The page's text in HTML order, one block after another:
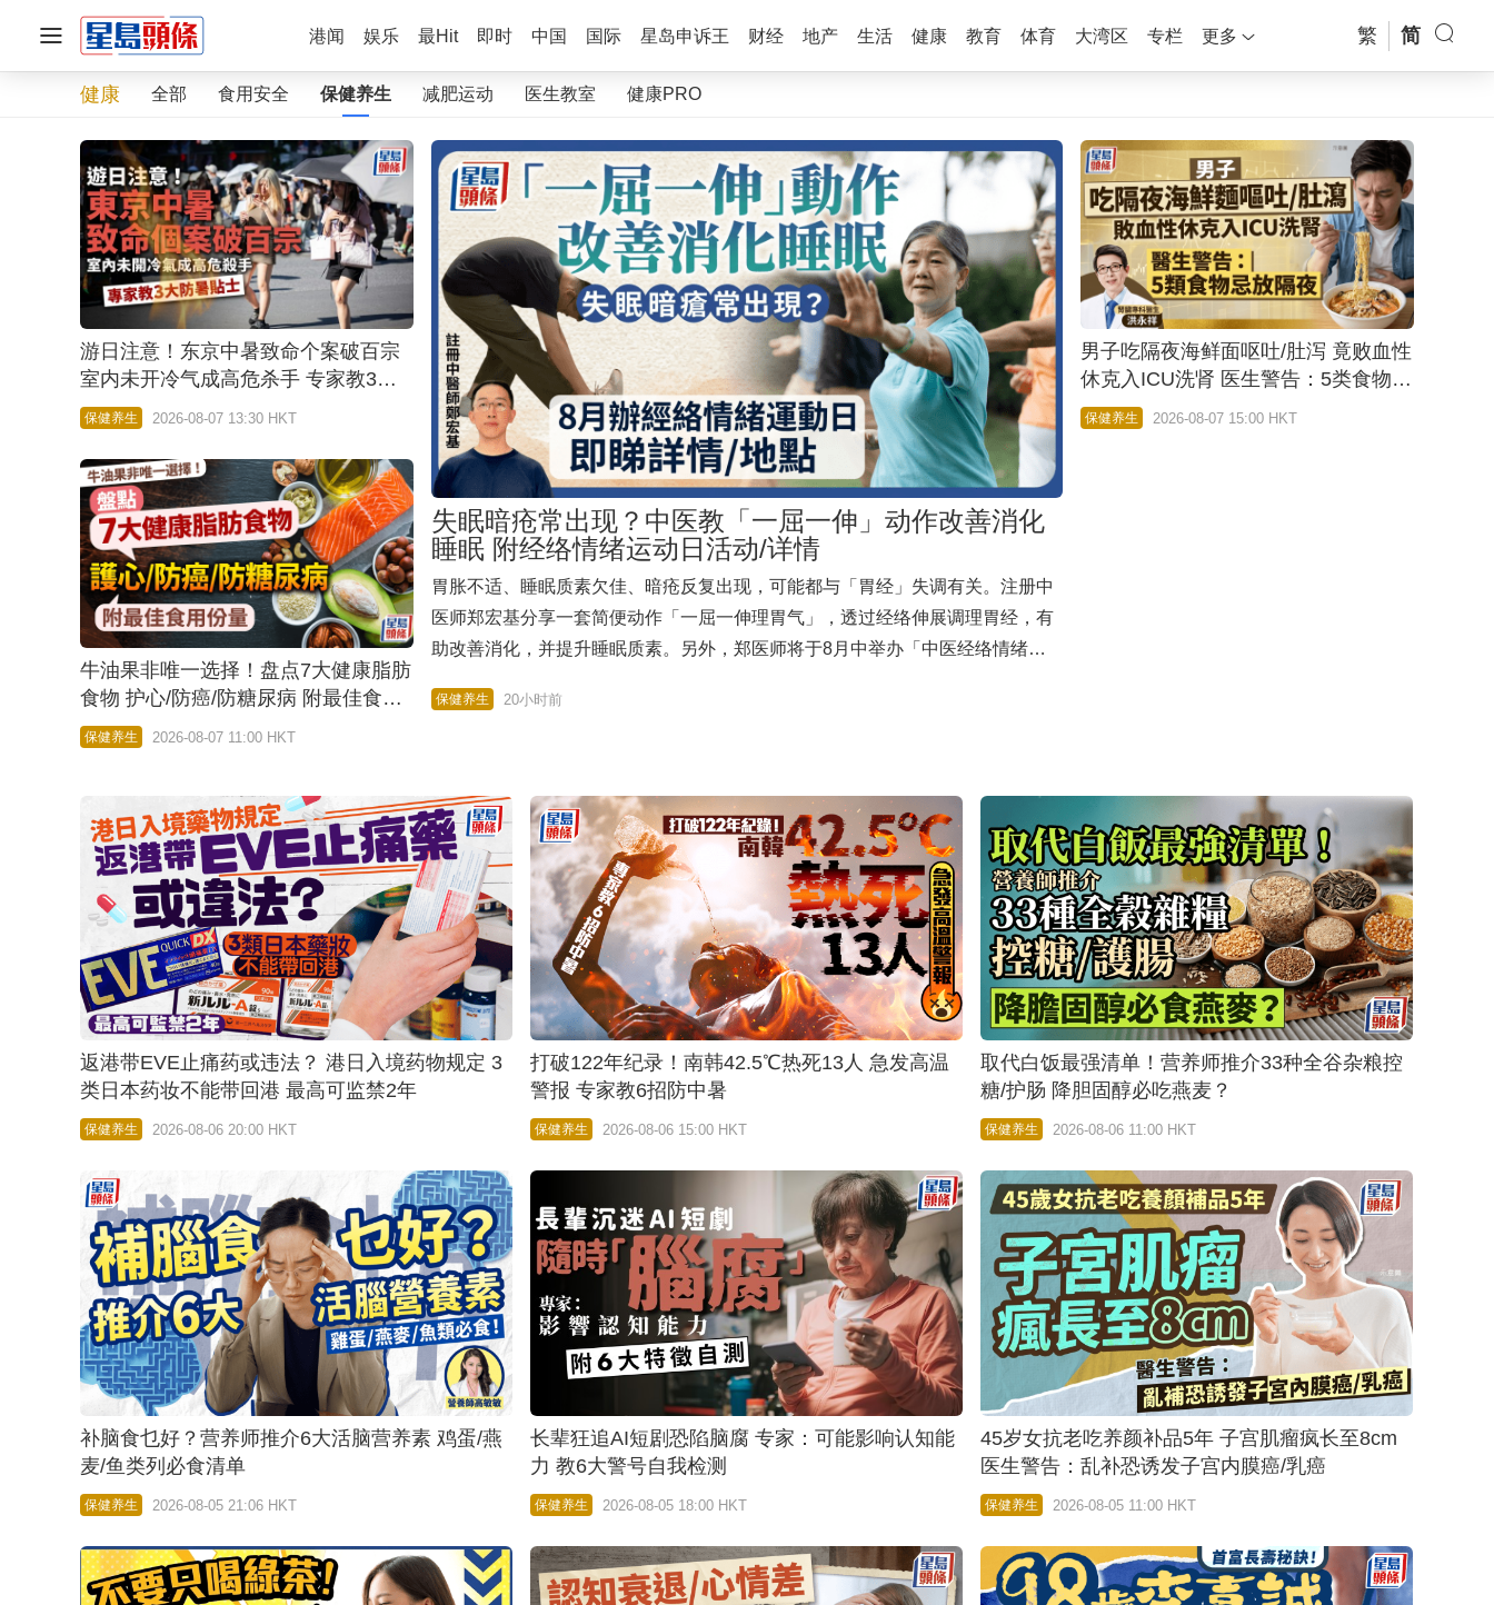
港闻 娱乐 最Hit 即时 中国 国际 星岛申诉王 财经 地产 生活 健康 教育 体育 大湾区 专栏 更多 繁 简
健康 全部 食用安全 保健养生 减肥运动 医生教室 健康PRO
失眠暗疮常出现？中医教「一屈一伸」动作改善消化
睡眠 附经络情绪运动日活动/详情
胃胀不适、睡眠质素欠佳、暗疮反复出现，可能都与「胃经」失调有关。注册中
医师郑宏基分享一套简便动作「一屈一伸理胃气」，透过经络伸展调理胃经，有
助改善消化，并提升睡眠质素。另外，郑医师将于8月中举办「中医经络情绪运
善消化与睡眠 郑医师强调，现代人的压力常在心理意识到之前，已于身体层面显
保健养生 20小时前
男子吃隔夜海鲜面呕吐/肚泻 竟败血性
休克入ICU洗肾 医生警告：5类食物忌
放隔夜
保健养生 2026-08-07 15:00 HKT
游日注意！东京中暑致命个案破百宗
室内未开冷气成高危杀手 专家教3大
防暑贴士
保健养生 2026-08-07 13:30 HKT
牛油果非唯一选择！盘点7大健康脂肪
食物 护心/防癌/防糖尿病 附最佳食用
份量
保健养生 2026-08-07 11:00 HKT
返港带EVE止痛药或违法？ 港日入境药物规定 3
类日本药妆不能带回港 最高可监禁2年
保健养生 2026-08-06 20:00 HKT
打破122年纪录！南韩42.5℃热死13人 急发高温
警报 专家教6招防中暑
保健养生 2026-08-06 15:00 HKT
取代白饭最强清单！营养师推介33种全谷杂粮控
糖/护肠 降胆固醇必吃燕麦？
保健养生 2026-08-06 11:00 HKT
补脑食乜好？营养师推介6大活脑营养素 鸡蛋/燕
麦/鱼类列必食清单
保健养生 2026-08-05 21:06 HKT
长辈狂追AI短剧恐陷脑腐 专家：可能影响认知能
力 教6大警号自我检测
保健养生 2026-08-05 18:00 HKT
45岁女抗老吃养颜补品5年 子宫肌瘤疯长至8cm
医生警告：乱补恐诱发子宫内膜癌/乳癌
保健养生 2026-08-05 11:00 HKT